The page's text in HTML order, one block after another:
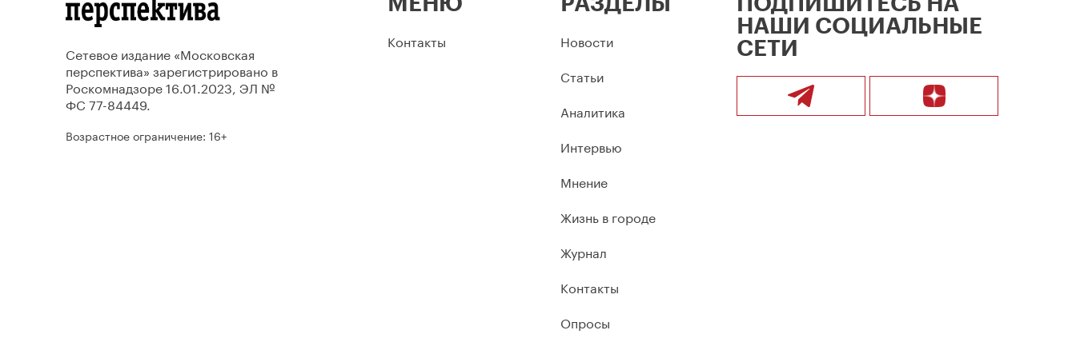
Сетевое издание «Московская
перспектива» зарегистрировано в
Роскомнадзоре 16.01.2023, ЭЛ №
ФС 77-84449.
Возрастное ограничение: 16+
Контакты
Новости
Статьи
Аналитика
Интервью
Мнение
Жизнь в городе
Журнал
Контакты
Опросы
НАШИ СОЦИАЛЬНЫЕ
СЕТИ